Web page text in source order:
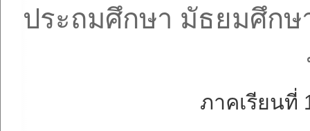
ประถมศึกษา มัธยมศึก
ภาคเรียนที่